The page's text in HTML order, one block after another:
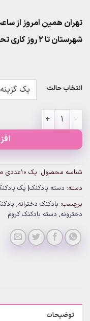
تهران همین امروز از ساعت ۱۱-۱۹ با
شهرستان تا 2 روز کاری تحویل پست
انتخاب حالت
شناسه محصول: پک 10عددی صورتی بنفش
دسته: دسته بادکنک| پک
برچسب: بادکنک دخترانه,
دخترونه, دسته بادکنک کروم
توضیحات